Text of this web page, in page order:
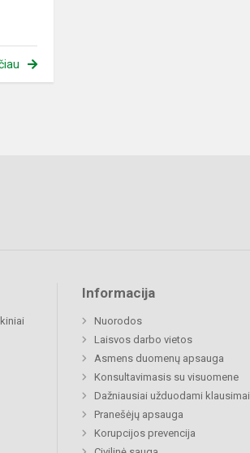
Informacija
Nuorodos
Laisvos darbo vietos
Asmens duomenų apsauga
Konsultavimasis su visuomene
Dažniausiai užduodami klausimai
Pranešėjų apsauga
Korupcijos prevencija